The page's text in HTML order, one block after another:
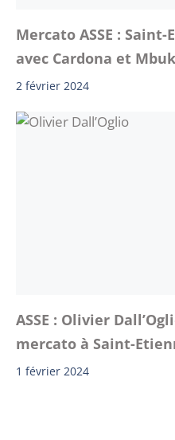
Mercato ASSE :
avec Cardona et
2 février 2024
ASSE : Olivier
mercato à Saint-
1 février 2024